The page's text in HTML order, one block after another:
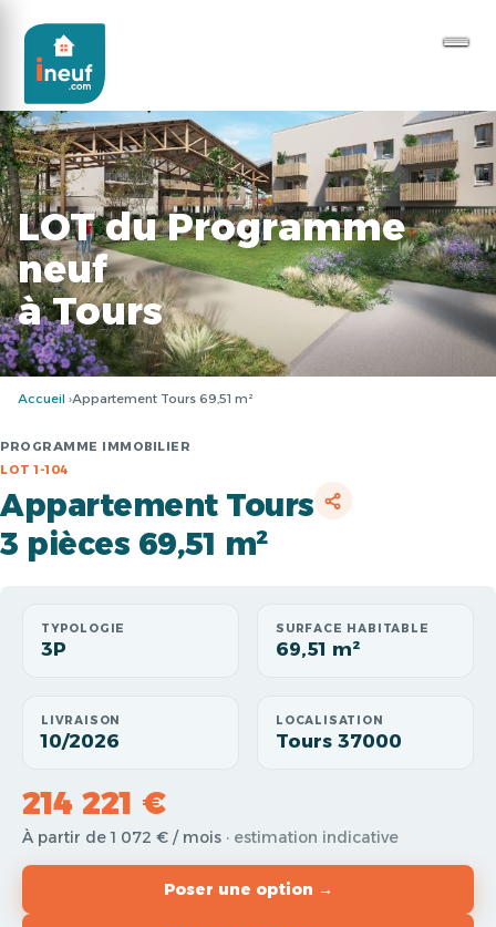
LOT du Programme
neuf
à Tours
Accueil Appartement Tours 69,51 m²
PROGRAMME IMMOBILIER
LOT 1-104
Appartement Tours
3 pièces 69,51 m²
TYPOLOGIE
3P
SURFACE HABITABLE
69,51 m²
LIVRAISON
10/2026
LOCALISATION
Tours 37000
214 221 €
À partir de 1 072 € / mois · estimation indicative
Poser une option →